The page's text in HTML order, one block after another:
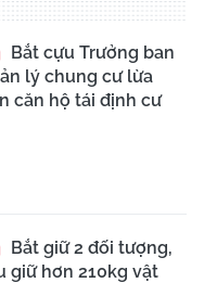
Bắt cựu Trưởng ban
lý chung cư lừa
căn hộ tái định cư
Bắt giữ 2 đối tượng,
giữ hơn 210kg vật